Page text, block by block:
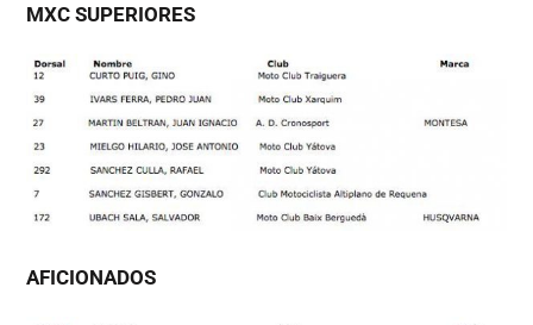
MXC SUPERIORES
AFICIONADOS